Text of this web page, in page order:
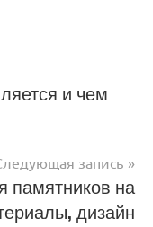
и чем
запись
памятников на
дизайн